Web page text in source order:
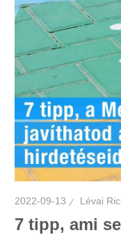
2022-09-13 Lévai
7 tipp, ami